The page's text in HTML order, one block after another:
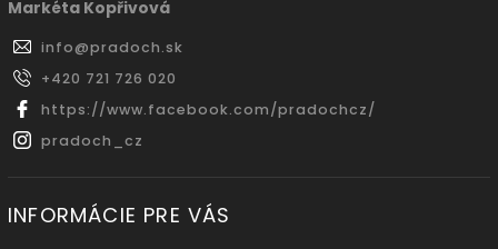
Markéta Kopřivová
info@pradoch.sk
+420 721 726 020
https://www.facebook.com/pradochcz/
pradoch_cz
INFORMÁCIE PRE VÁS